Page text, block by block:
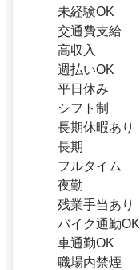
未経験OK
交通費支給
高収入
週払いOK
平日休み
シフト制
長期休暇あり
長期
フルタイム
夜勤
残業手当あり
バイク通勤OK
車通勤OK
職場内禁煙